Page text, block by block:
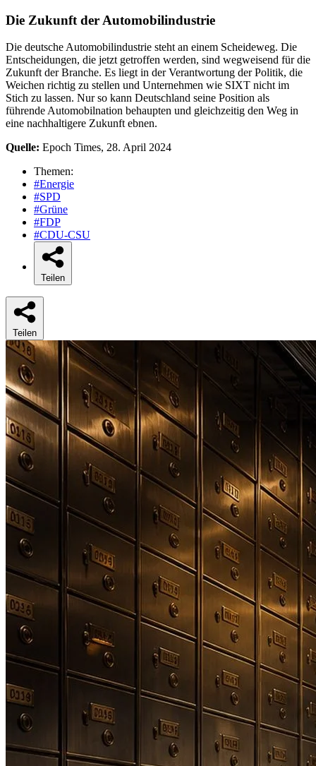
Die Zukunft der Automobilindustrie
Die deutsche Automobilindustrie steht an einem Scheideweg. Die
Entscheidungen, die jetzt getroffen werden, sind wegweisend für die
Zukunft der Branche. Es liegt in der Verantwortung der Politik, die
Weichen richtig zu stellen und Unternehmen wie SIXT nicht im
Stich zu lassen. Nur so kann Deutschland seine Position als
führende Automobilnation behaupten und gleichzeitig den Weg in
eine nachhaltigere Zukunft ebnen.
Quelle: Epoch Times, 28. April 2024
Themen:
#Energie
#SPD
#Grüne
#FDP
#CDU-CSU
Teilen
Teilen